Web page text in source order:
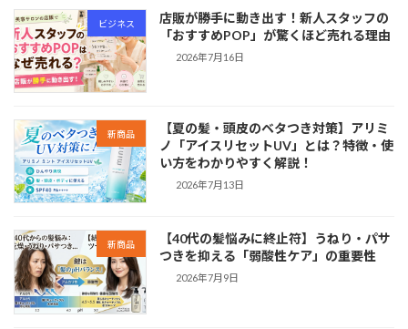
ビジネス
店販が勝手に動き出す！新人スタッフの
「おすすめPOP」が驚くほど売れる理由
2026年7月16日
新商品
【夏の髪・頭皮のベタつき対策】アリミ
ノ「アイスリセットUV」とは？特徴・使
い方をわかりやすく解説！
2026年7月13日
新商品
【40代の髪悩みに終止符】うねり・パサ
つきを抑える「弱酸性ケア」の重要性
2026年7月9日